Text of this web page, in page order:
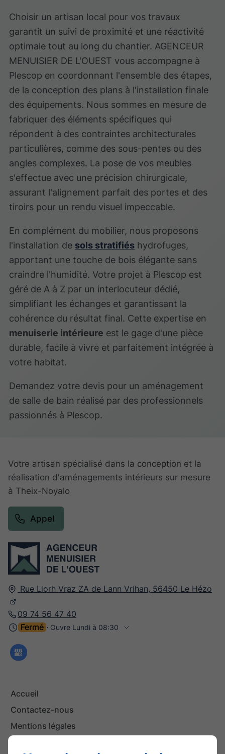
Choisir un artisan local pour vos travaux
garantit un suivi de proximité et une réactivité
optimale tout au long du chantier. AGENCEUR
MENUISIER DE L'OUEST vous accompagne à
Plescop en coordonnant l'ensemble des étapes,
de la conception des plans à l'installation finale
des équipements. Nous sommes en mesure de
fabriquer des éléments spécifiques qui
répondent à des contraintes architecturales
particulières, comme des sous-pentes ou des
angles complexes. La pose de vos meubles
s'effectue avec une précision chirurgicale,
assurant l'alignement parfait des portes et des
tiroirs pour un rendu visuel impeccable.
En complément du mobilier, nous proposons
l'installation de sols stratifiés hydrofuges,
apportant une touche de bois élégante sans
craindre l'humidité. Votre projet à Plescop est
géré de A à Z par un interlocuteur dédié,
simplifiant les échanges et garantissant la
cohérence du résultat final. Cette expertise en
menuiserie intérieure est le gage d'une pièce
durable, facile à vivre et parfaitement intégrée à
votre habitat.
Demandez votre devis pour un aménagement
de salle de bain réalisé par des professionnels
passionnés à Plescop.
Rue Liorh Vraz ZA de Lann Vrihan, 56450 Le Hézo
09 74 56 47 40
Fermé ⋅ Ouvre Lundi à 08:30
Accueil
Contactez-nous
Mentions légales
Votre artisan spécialisé dans la conception et la
réalisation d'aménagements intérieurs sur mesure
à Theix-Noyalo
Appel